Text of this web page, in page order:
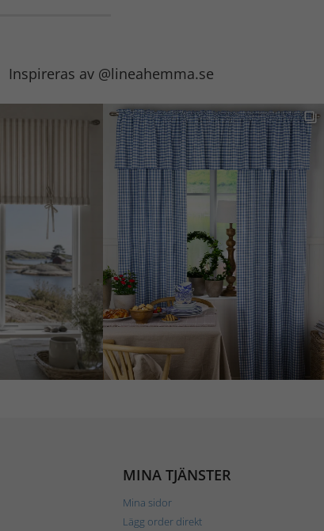
Inspireras av @lineahemma.se
MINA TJÄNSTER
Mina sidor
Lägg order direkt